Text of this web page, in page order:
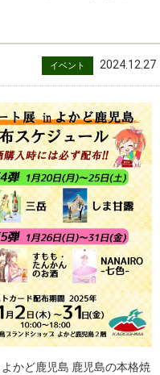
イベント 2024.12.27
かど鹿児島 鹿児島の本格焼